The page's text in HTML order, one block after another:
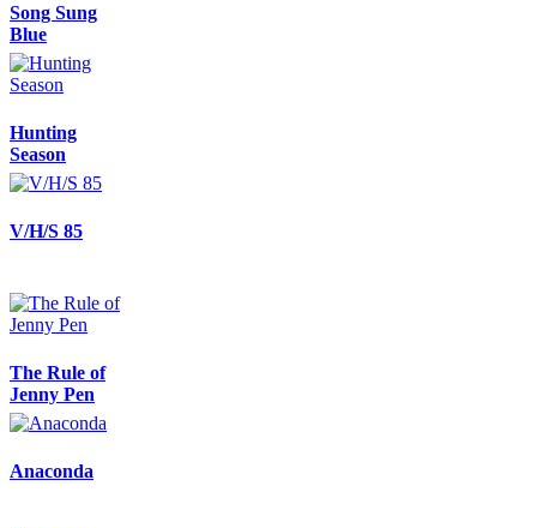
Song Sung
Blue
Hunting
Season
V/H/S 85
The Rule of
Jenny Pen
Anaconda